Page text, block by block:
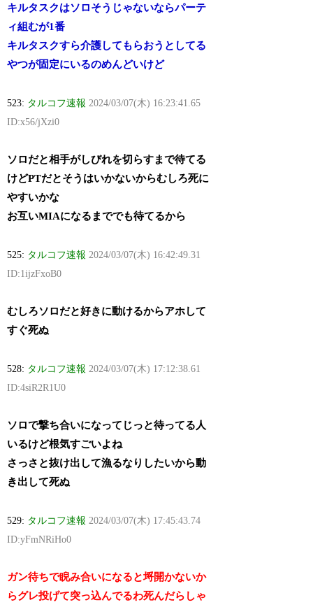
キルタスクはソロそうじゃないならパーテ
ィ組むが1番
キルタスクすら介護してもらおうとしてる
やつが固定にいるのめんどいけど
523: タルコフ速報 2024/03/07(木) 16:23:41.65
ID:x56/jXzi0
ソロだと相手がしびれを切らすまで待てる
けどPTだとそうはいかないからむしろ死に
やすいかな
お互いMIAになるまででも待てるから
525: タルコフ速報 2024/03/07(木) 16:42:49.31
ID:1ijzFxoB0
むしろソロだと好きに動けるからアホして
すぐ死ぬ
528: タルコフ速報 2024/03/07(木) 17:12:38.61
ID:4siR2R1U0
ソロで撃ち合いになってじっと待ってる人
いるけど根気すごいよね
さっさと抜け出して漁るなりしたいから動
き出して死ぬ
529: タルコフ速報 2024/03/07(木) 17:45:43.74
ID:yFmNRiHo0
ガン待ちで睨み合いになると埒開かないか
らグレ投げて突っ込んでるわ死んだらしゃ